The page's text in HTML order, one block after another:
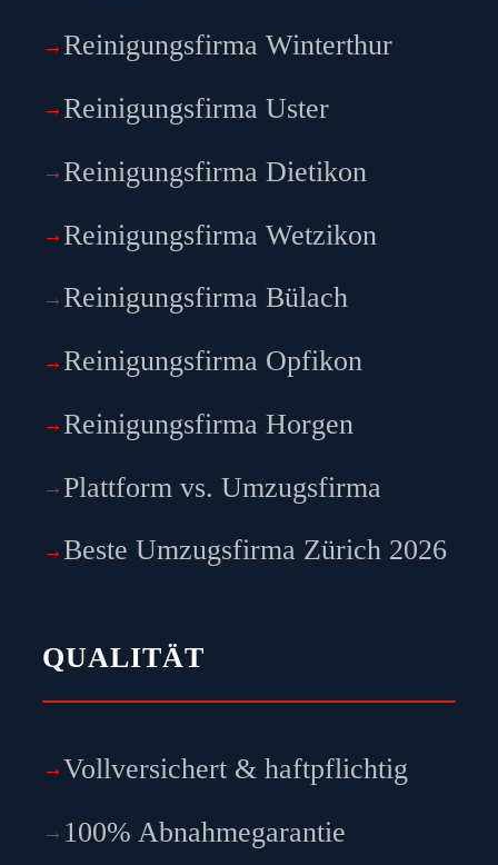
Reinigungsfirma Winterthur
Reinigungsfirma Uster
Reinigungsfirma Dietikon
Reinigungsfirma Wetzikon
Reinigungsfirma Bülach
Reinigungsfirma Opfikon
Reinigungsfirma Horgen
Plattform vs. Umzugsfirma
Beste Umzugsfirma Zürich 2026
QUALITÄT
Vollversichert & haftpflichtig
100% Abnahmegarantie